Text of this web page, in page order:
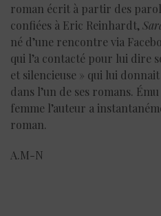
roman écrit à partir des
confiées à Eric Reinhardt,
né d’une rencontre via
qui l’a contacté pour lui dire
et silencieuse » qui lui
dans l’un de ses romans.
femme l’auteur a
roman.
A.M-N